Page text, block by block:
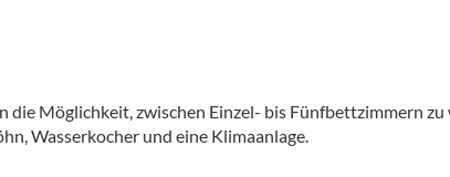
Möglichkeit, zwischen Einzel- bis Fünfbettzimmern
Wasserkocher und eine Klimaanlage.